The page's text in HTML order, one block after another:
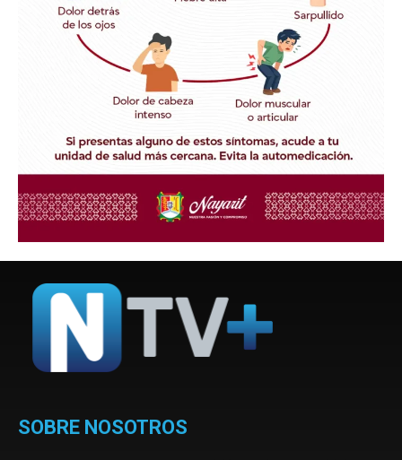
SOBRE NOSOTROS